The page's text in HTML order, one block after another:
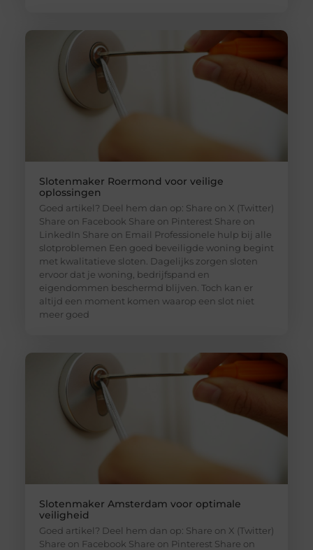
Slotenmaker Roermond voor veilige
oplossingen
Goed artikel? Deel hem dan op: Share on X (Twitter)
Share on Facebook Share on Pinterest Share on
LinkedIn Share on Email Professionele hulp bij alle
slotproblemen Een goed beveiligde woning begint
met kwalitatieve sloten. Dagelijks zorgen sloten
ervoor dat je woning, bedrijfspand en
eigendommen beschermd blijven. Toch kan er
altijd een moment komen waarop een slot niet
meer goed
Slotenmaker Amsterdam voor optimale
veiligheid
Goed artikel? Deel hem dan op: Share on X (Twitter)
Share on Facebook Share on Pinterest Share on